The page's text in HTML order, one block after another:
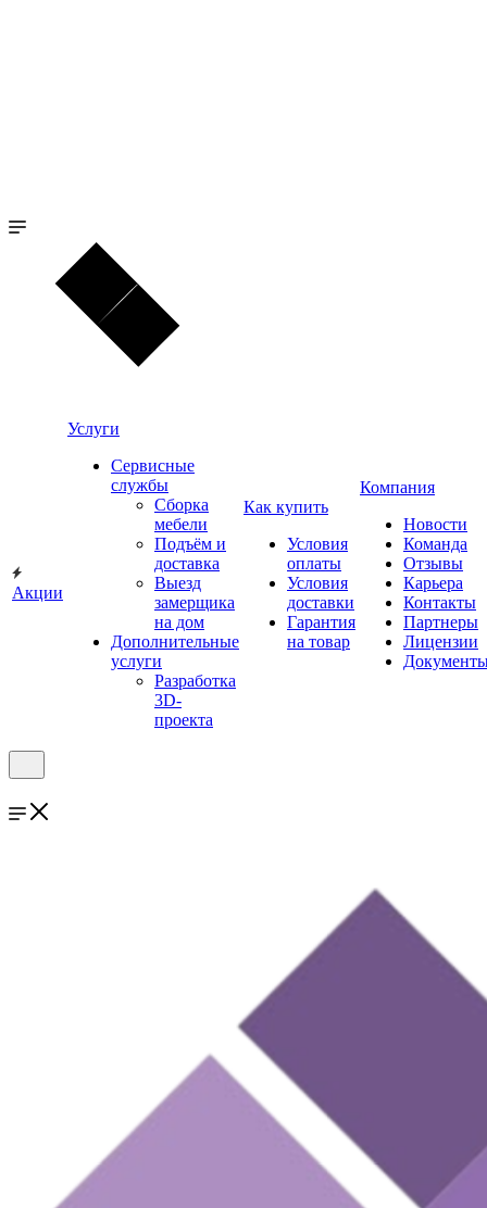
Акции
Услуги
Сервисные
службы
Сборка
мебели
Подъём и
доставка
Выезд
замерщика
на дом
Дополнительные
услуги
Разработка
3D-
проекта
Как купить
Условия
оплаты
Условия
доставки
Гарантия
на товар
Компания
Новости
Команда
Отзывы
Карьера
Контакты
Партнеры
Лицензии